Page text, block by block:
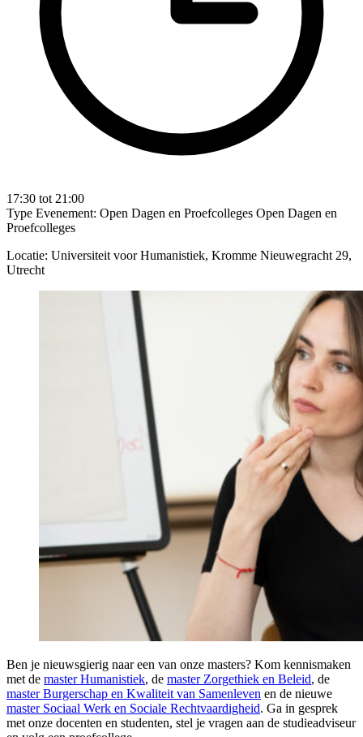
17:30 tot 21:00
Type Evenement: Open Dagen en Proefcolleges Open Dagen en
Proefcolleges
Locatie: Universiteit voor Humanistiek, Kromme Nieuwegracht 29,
Utrecht
Ben je nieuwsgierig naar een van onze masters? Kom kennismaken
met de master Humanistiek, de master Zorgethiek en Beleid, de
master Burgerschap en Kwaliteit van Samenleven en de nieuwe
master Sociaal Werk en Sociale Rechtvaardigheid. Ga in gesprek
met onze docenten en studenten, stel je vragen aan de studieadviseur